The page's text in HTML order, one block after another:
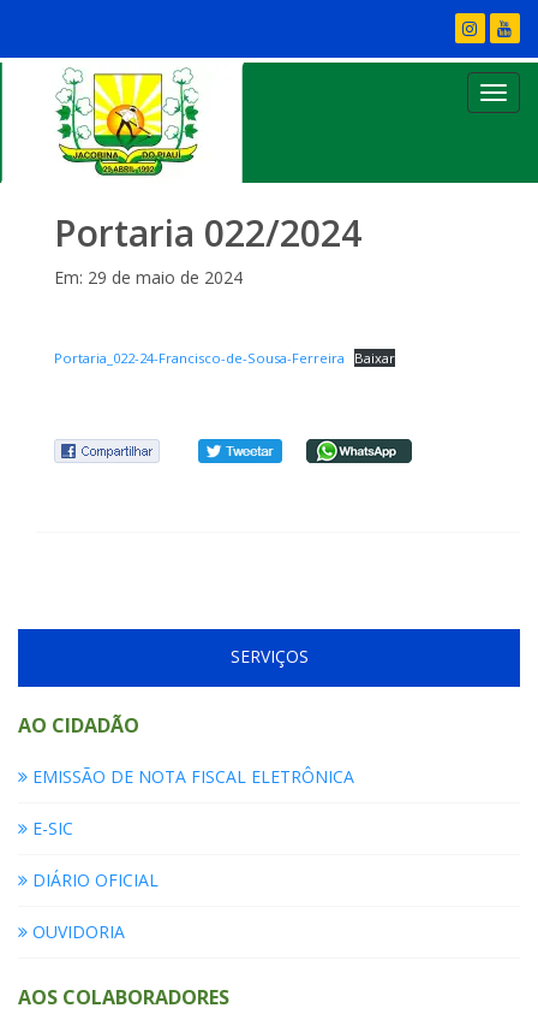
Portaria 022/2024
Em: 29 de maio de 2024
Portaria_022-24-Francisco-de-Sousa-Ferreira Baixar
SERVIÇOS
AO CIDADÃO
EMISSÃO DE NOTA FISCAL ELETRÔNICA
E-SIC
DIÁRIO OFICIAL
OUVIDORIA
AOS COLABORADORES